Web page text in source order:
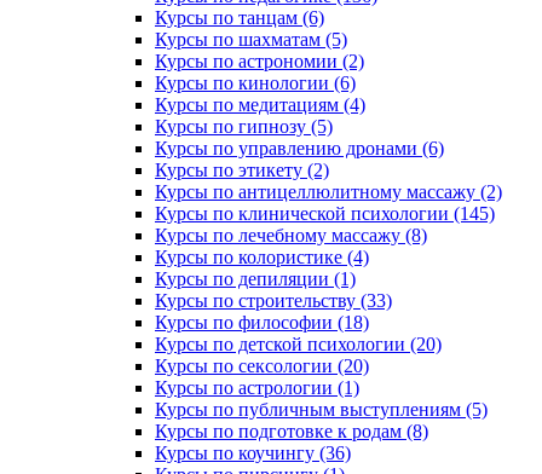
Курсы по танцам (6)
Курсы по шахматам (5)
Курсы по астрономии (2)
Курсы по кинологии (6)
Курсы по медитациям (4)
Курсы по гипнозу (5)
Курсы по управлению дронами (6)
Курсы по этикету (2)
Курсы по антицеллюлитному массажу (2)
Курсы по клинической психологии (145)
Курсы по лечебному массажу (8)
Курсы по колористике (4)
Курсы по депиляции (1)
Курсы по строительству (33)
Курсы по философии (18)
Курсы по детской психологии (20)
Курсы по сексологии (20)
Курсы по астрологии (1)
Курсы по публичным выступлениям (5)
Курсы по подготовке к родам (8)
Курсы по коучингу (36)